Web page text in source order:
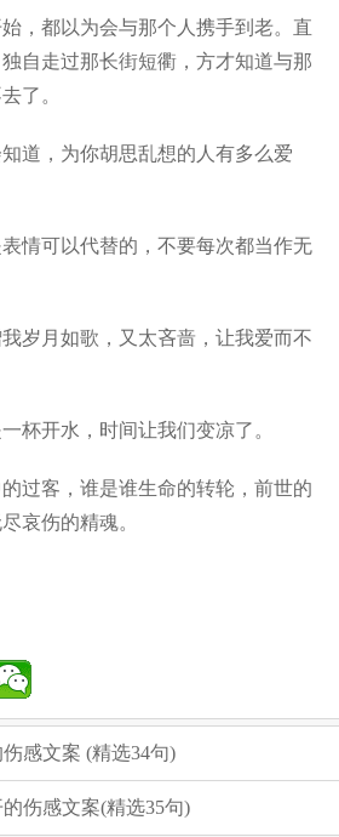
都以为会与那个人携手到老。直
自走过那长街短衢，方才知道与那
了。
，为你胡思乱想的人有多么爱
可以代替的，不要每次都当作无
月如歌，又太吝啬，让我爱而不
开水，时间让我们变凉了。
客，谁是谁生命的转轮，前世的
哀伤的精魂。
感文案 (精选34句)
伤感文案(精选35句)